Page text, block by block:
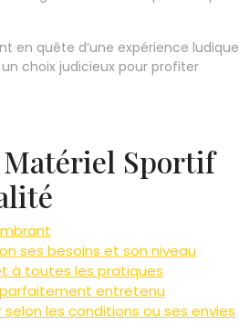
en quête d’une expérience ludique
choix judicieux pour profiter
Matériel Sportif
ses besoins et son niveau
à toutes les pratiques
entretenu
les conditions ou ses envies